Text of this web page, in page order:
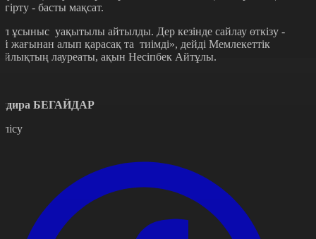
- басты мақсат.
ұсыныс уақытылы айтылды. Дер кезінде сайлау өткізу -
жағынан алып қарасақ та тиімді», дейді Мемлекеттік
лауреаты, ақын Несіпбек Айтұлы.
БЕГАЙДАР